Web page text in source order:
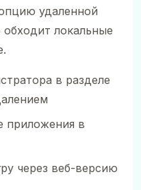
удаленной
локальные
в разделе
приложения в
через веб-версию